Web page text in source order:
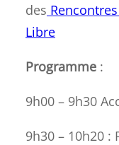
des
Libre
Programme :
9h00 – 9h30
9h30 – 10h20